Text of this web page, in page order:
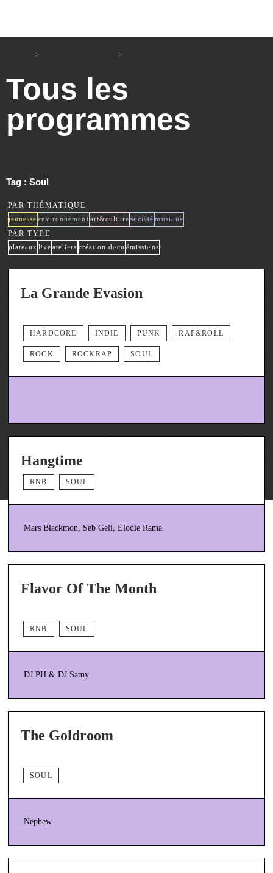
> >
Tous les
programmes
Tag : Soul
PAR THÉMATIQUE
jeunesse
x environnement
x art&culture
x société
x musique
x
PAR TYPE
plateaux
x live
x ateliers
x création docu
x émissions
x
La Grande Evasion
HARDCORE INDIE PUNK RAP&ROLL
ROCK ROCKRAP SOUL
Hangtime
RNB SOUL
Mars Blackmon, Seb Geli, Elodie Rama
Flavor Of The Month
RNB SOUL
DJ PH & DJ Samy
The Goldroom
SOUL
Nephew